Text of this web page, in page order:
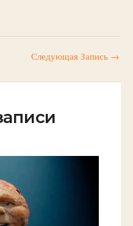
Следующая Запись →